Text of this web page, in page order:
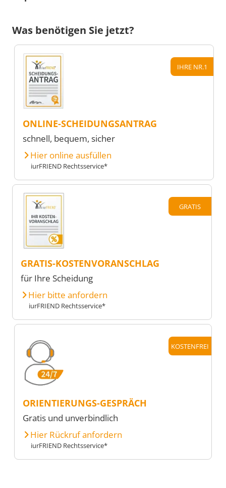
Was benötigen Sie jetzt?
IHRE NR.1
ONLINE-SCHEIDUNGSANTRAG
schnell, bequem, sicher
Hier online ausfüllen
iurFRIEND Rechtsservice*
GRATIS
GRATIS-KOSTENVORANSCHLAG
für Ihre Scheidung
Hier bitte anfordern
iurFRIEND Rechtsservice*
KOSTENFREI
ORIENTIERUNGS-GESPRÄCH
Gratis und unverbindlich
Hier Rückruf anfordern
iurFRIEND Rechtsservice*